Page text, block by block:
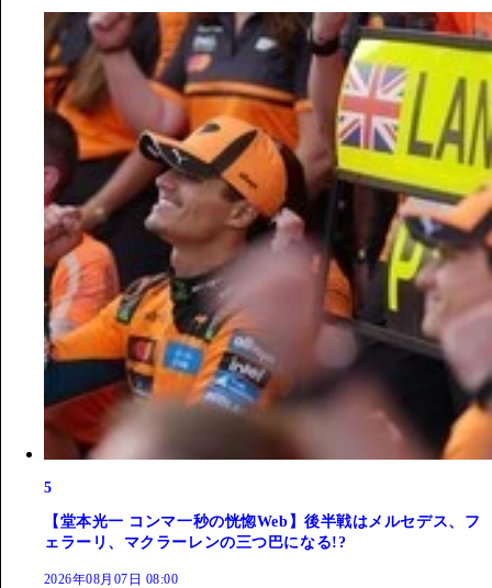
5
【堂本光一 コンマ一秒の恍惚Web】後半戦はメルセデス、フ
ェラーリ、マクラーレンの三つ巴になる!?
2026年08月07日 08:00